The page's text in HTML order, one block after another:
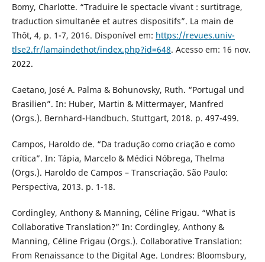
Bomy, Charlotte. “Traduire le spectacle vivant : surtitrage,
traduction simultanée et autres dispositifs”. La main de
Thôt, 4, p. 1-7, 2016. Disponível em: https://revues.univ-
tlse2.fr/lamaindethot/index.php?id=648. Acesso em: 16 nov.
2022.
Caetano, José A. Palma & Bohunovsky, Ruth. “Portugal und
Brasilien”. In: Huber, Martin & Mittermayer, Manfred
(Orgs.). Bernhard-Handbuch. Stuttgart, 2018. p. 497-499.
Campos, Haroldo de. “Da tradução como criação e como
crítica”. In: Tápia, Marcelo & Médici Nóbrega, Thelma
(Orgs.). Haroldo de Campos – Transcriação. São Paulo:
Perspectiva, 2013. p. 1-18.
Cordingley, Anthony & Manning, Céline Frigau. “What is
Collaborative Translation?” In: Cordingley, Anthony &
Manning, Céline Frigau (Orgs.). Collaborative Translation:
From Renaissance to the Digital Age. Londres: Bloomsbury,